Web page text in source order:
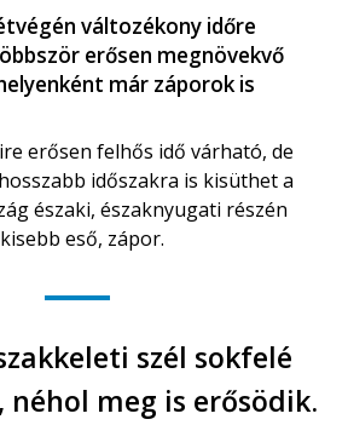
változékony időre
erősen megnövekvő
már záporok is
erősen felhős idő várható, de
időszakra is kisüthet a
északi, északnyugati részén
eső, zápor.
szél sokfelé
néhol meg is erősödik.